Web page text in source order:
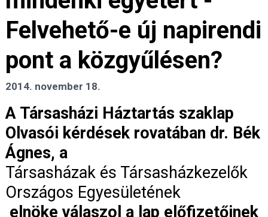
Felvehető-e új napirendi
pont a közgyűlésen?
2014. november 18.
A Társasházi Háztartás szaklap
Olvasói kérdések rovatában dr. Bék
Ágnes, a
Társasházak és Társasházkezelők
Országos Egyesületének
elnöke válaszol a lap előfizetőinek